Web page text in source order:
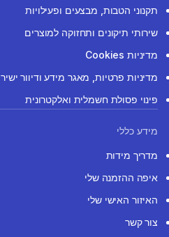
תקנוני הטבות, מבצעים ופעילויות
שירותי תיקונים ותחזוקה למוצרים
מדיניות Cookies
מדיניות פרטיות, מאגר מידע ודיוור ישיר
פינוי פסולת חשמלית ואלקטרונית
מידע כללי
מדריך מידות
איפה ההזמנה שלי
האיזור האישי שלי
צור קשר